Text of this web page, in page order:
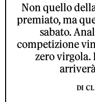
Non quello
premiato, ma
sabato.
competizione
zero virgola.
DI